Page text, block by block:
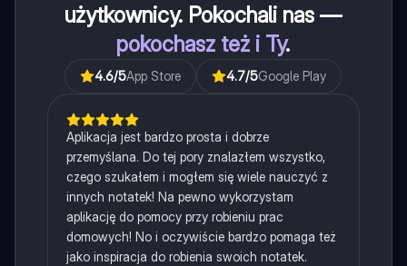
użytkownicy. Pokochali nas —
pokochasz też i Ty.
4.6/5App Store 4.7/5Google Play
Aplikacja jest bardzo prosta i dobrze
przemyślana. Do tej pory znalazłem wszystko,
czego szukałem i mogłem się wiele nauczyć z
innych notatek! Na pewno wykorzystam
aplikację do pomocy przy robieniu prac
domowych! No i oczywiście bardzo pomaga też
jako inspiracja do robienia swoich notatek.